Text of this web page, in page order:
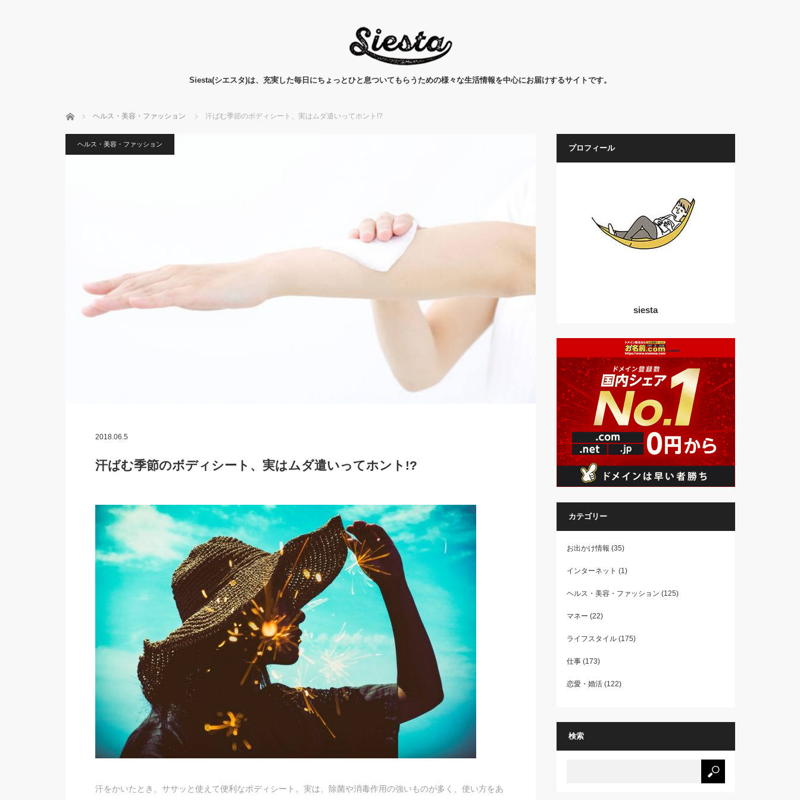
Siesta(シエスタ)は、充実した毎日にちょっとひと息ついてもらうための様々な生活情報を中心にお届けするサイトです。
ホーム ヘルス・美容・ファッション 汗ばむ季節のボディシート、実はムダ遣いってホント!?
ヘルス・美容・ファッション
2018.06.5
汗ばむ季節のボディシート、実はムダ遣いってホント!?
汗をかいたとき、ササッと使えて便利なボディシート。実は、除菌や消毒作用の強いものが多く、使い方をあ
プロフィール
siesta
カテゴリー
お出かけ情報 (35)
インターネット (1)
ヘルス・美容・ファッション (125)
マネー (22)
ライフスタイル(175)
仕事(173)
恋愛・婚活(122)
検索